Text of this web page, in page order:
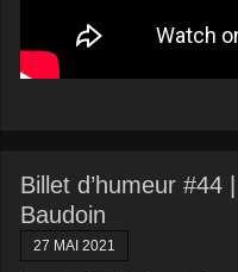
Billet d’humeur
Baudoin
27 MAI 2021